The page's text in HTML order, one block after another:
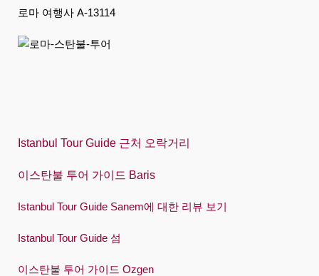
Indonesia
Português
Русский
Español
로마 여행사 A-13114
Istanbul Tour Guide 근처 오락거리
이스탄불 투어 가이드 Baris
Istanbul Tour Guide Sanem에 대한 리뷰 보기
Istanbul Tour Guide 섬
이스탄불 투어 가이드 Ozgen